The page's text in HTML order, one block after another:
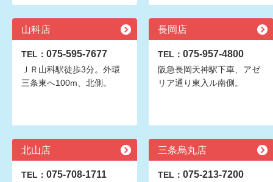
山科店
TEL： 075-595-7677
ＪＲ山科駅徒歩3分。外環
三条東へ100m、北側。
長岡店
TEL： 075-957-4800
阪急長岡天神駅下車、アゼ
リア通り東入ル南側。
北山店
TEL： 075-708-1711
三条烏丸店
TEL： 075-213-7200